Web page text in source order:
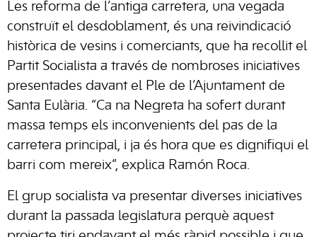
Les reforma de l’antiga carretera, una vegada
construït el desdoblament, és una reivindicació
històrica de vesins i comerciants, que ha recollit el
Partit Socialista a través de nombroses iniciatives
presentades davant el Ple de l’Ajuntament de
Santa Eulària. “Ca na Negreta ha sofert durant
massa temps els inconvenients del pas de la
carretera principal, i ja és hora que es dignifiqui el
barri com mereix”, explica Ramón Roca.
El grup socialista va presentar diverses iniciatives
durant la passada legislatura perquè aquest